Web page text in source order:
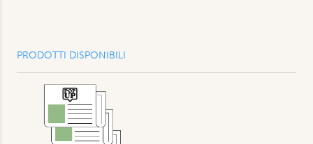
PRODOTTI DISPONIBILI